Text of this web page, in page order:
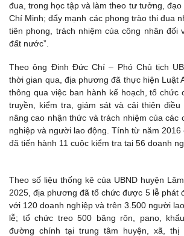
đua, trong học tập và làm theo tư tưởng,
Chí Minh; đẩy mạnh các phong trào thi đua
tiên phong, trách nhiệm của công nhân đối
đất nước”.
Theo ông Đinh Đức Chí – Phó Chủ tịch
thời gian qua, địa phương đã thực hiện Luật
thông qua việc ban hành kế hoạch, tổ chức
truyền, kiểm tra, giám sát và cải thiện điều
nâng cao nhận thức và trách nhiệm của các
nghiệp và người lao động. Tính từ năm 2016
đã tiến hành 11 cuộc kiểm tra tại 56 doanh
Theo số liệu thống kê của UBND huyện
2025, địa phương đã tổ chức được 5 lễ phát
với 120 doanh nghiệp và trên 3.500 người
lễ; tổ chức treo 500 băng rôn, pano,
đường chính tại trung tâm huyện, xã, thị